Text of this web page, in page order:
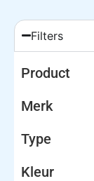
Filters
Product
Merk
Type
Kleur